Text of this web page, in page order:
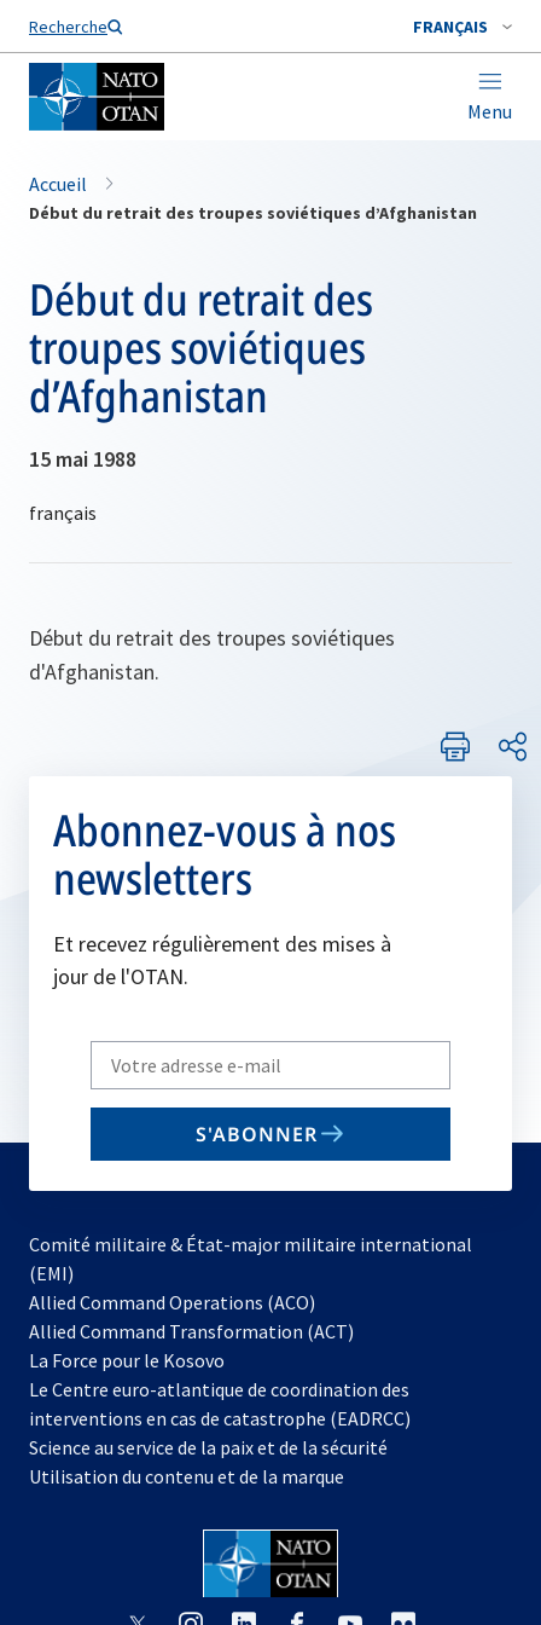
Recherche FRANÇAIS
Menu
Nom de famille*
Accueil
Début du retrait des troupes soviétiques d’Afghanistan
Début du retrait des
troupes soviétiques
d’Afghanistan
15 mai 1988
Début du retrait des troupes soviétiques
d'Afghanistan.
Abonnez-vous à nos
newsletters
Et recevez régulièrement des mises à
jour de l'OTAN.
Write
your
email
S'ABONNER
Comité militaire & État-major militaire international
(EMI)
Allied Command Operations (ACO)
dans
nouvel
onglet
Allied Command Transformation (ACT)
La Force pour le Kosovo
dans
un
nouvel
onglet
Le Centre euro-atlantique de coordination des
interventions en cas de catastrophe (EADRCC)
Science au service de la paix et de la sécurité
Utilisation du contenu et de la marque